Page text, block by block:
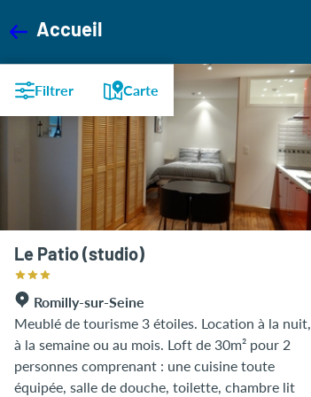
Accueil
Filtrer Carte
Le Patio (studio)
Romilly-sur-Seine
Meublé de tourisme 3 étoiles. Location à la nuit,
à la semaine ou au mois. Loft de 30m² pour 2
personnes comprenant : une cuisine toute
équipée, salle de douche, toilette, chambre lit